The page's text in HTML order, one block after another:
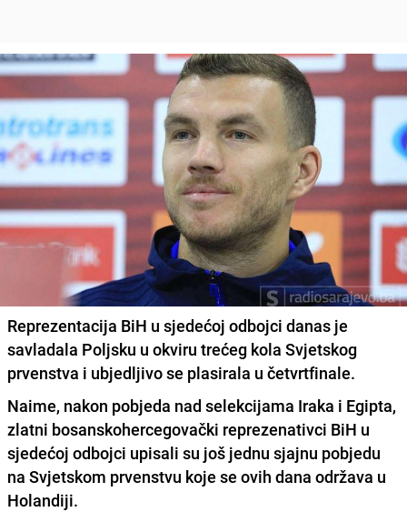
Reprezentacija BiH u sjedećoj odbojci danas je
savladala Poljsku u okviru trećeg kola Svjetskog
prvenstva i ubjedljivo se plasirala u četvrtfinale.
Naime, nakon pobjeda nad selekcijama Iraka i Egipta,
zlatni bosanskohercegovački reprezenativci BiH u
sjedećoj odbojci upisali su još jednu sjajnu pobjedu
na Svjetskom prvenstvu koje se ovih dana održava u
Holandiji.